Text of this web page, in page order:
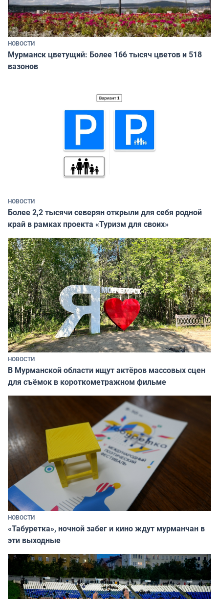
НОВОСТИ
Мурманск цветущий: Более 166 тысяч цветов и 518
вазонов
НОВОСТИ
Более 2,2 тысячи северян открыли для себя родной
край в рамках проекта «Туризм для своих»
НОВОСТИ
В Мурманской области ищут актёров массовых сцен
для съёмок в короткометражном фильме
НОВОСТИ
«Табуретка», ночной забег и кино ждут мурманчан в
эти выходные